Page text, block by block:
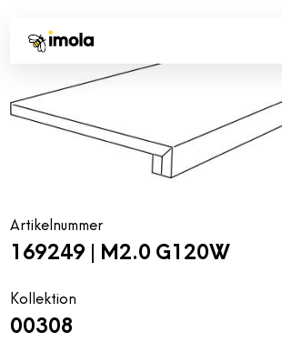
Artikelnummer
169249 | M2.0 G120W
Kollektion
00308